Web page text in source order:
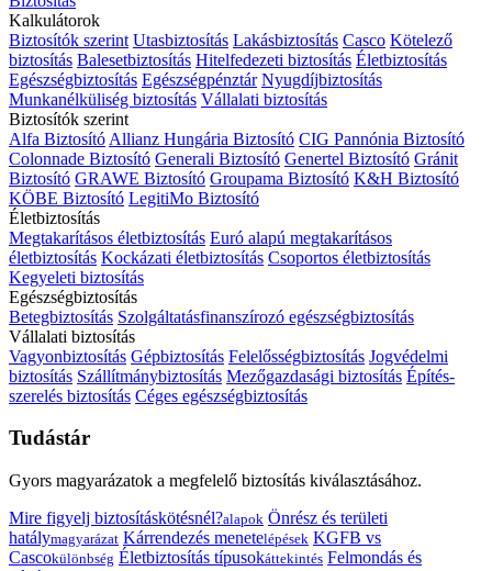
Kalkulátorok
Biztosítók szerint Utasbiztosítás Lakásbiztosítás Casco Kötelező
biztosítás Balesetbiztosítás Hitelfedezeti biztosítás Életbiztosítás
Egészségbiztosítás Egészségpénztár Nyugdíjbiztosítás
Munkanélküliség biztosítás Vállalati biztosítás
Biztosítók szerint
Alfa Biztosító Allianz Hungária Biztosító CIG Pannónia Biztosító
Colonnade Biztosító Generali Biztosító Genertel Biztosító Gránit
Biztosító GRAWE Biztosító Groupama Biztosító K&H Biztosító
KÖBE Biztosító LegitiMo Biztosító
Életbiztosítás
Megtakarításos életbiztosítás Euró alapú megtakarításos
életbiztosítás Kockázati életbiztosítás Csoportos életbiztosítás
Kegyeleti biztosítás
Egészségbiztosítás
Betegbiztosítás Szolgáltatásfinanszírozó egészségbiztosítás
Vállalati biztosítás
Vagyonbiztosítás Gépbiztosítás Felelősségbiztosítás Jogvédelmi
biztosítás Szállítmánybiztosítás Mezőgazdasági biztosítás Építés-
szerelés biztosítás Céges egészségbiztosítás
Tudástár
Gyors magyarázatok a megfelelő biztosítás kiválasztásához.
Mire figyelj biztosításkötésnél?alapok Önrész és területi
hatálymagyarázat Kárrendezés menetelépések KGFB vs
Cascokülönbség Életbiztosítás típusokáttekintés Felmondás és